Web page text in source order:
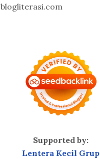
blogliterasi.com
Supported by:
Lentera Kecil Grup